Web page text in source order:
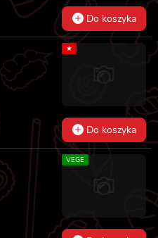
Do koszyka
★
Do koszyka
VEGE